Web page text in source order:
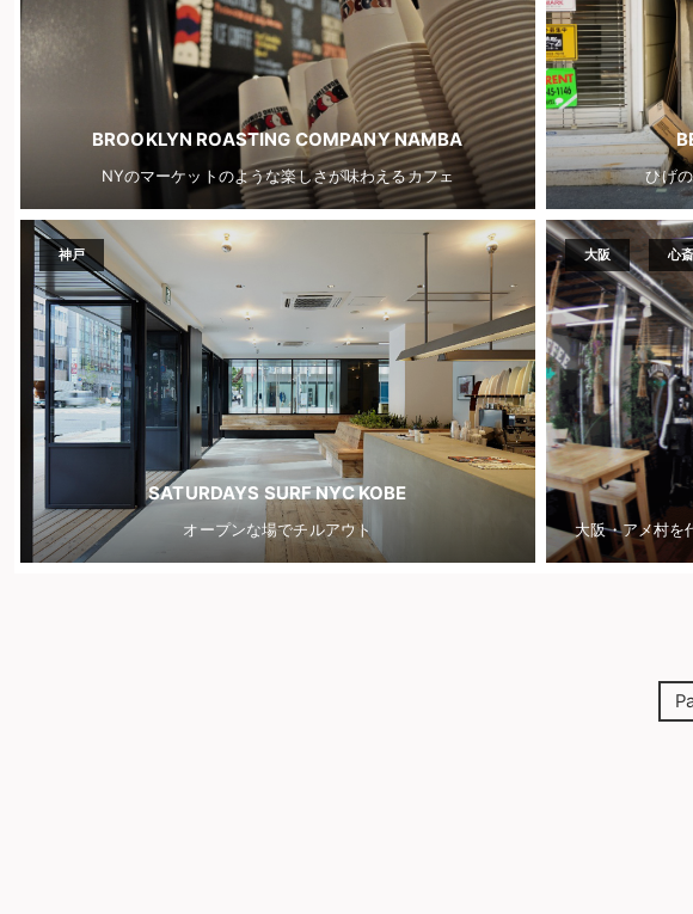
BROOKLYN ROASTING COMPANY NAMBA
NYのマーケットのような楽しさが味わえるカフェ ひげ
神戸
SATURDAYS SURF NYC KOBE
オープンな場でチルアウト
大阪 心
大阪・アメ村を